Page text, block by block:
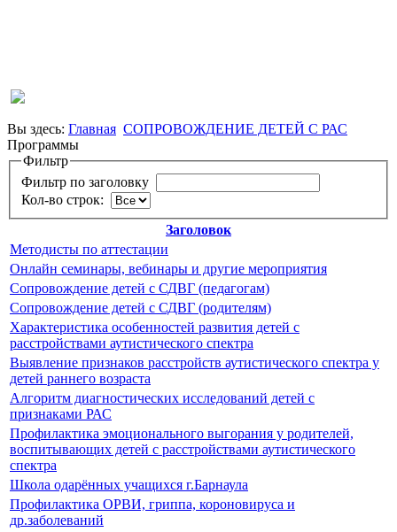
Вы здесь: Главная СОПРОВОЖДЕНИЕ ДЕТЕЙ С РАС
Программы
Фильтр
Фильтр по заголовку
Кол-во строк:
Заголовок
Методисты по аттестации
Онлайн семинары, вебинары и другие мероприятия
Сопровождение детей с СДВГ (педагогам)
Сопровождение детей с СДВГ (родителям)
Характеристика особенностей развития детей с
расстройствами аутистического спектра
Выявление признаков расстройств аутистического спектра у
детей раннего возраста
Алгоритм диагностических исследований детей с
признаками РАС
Профилактика эмоционального выгорания у родителей,
воспитывающих детей с расстройствами аутистического
спектра
Школа одарённых учащихся г.Барнаула
Профилактика ОРВИ, гриппа, короновируса и
др.заболеваний